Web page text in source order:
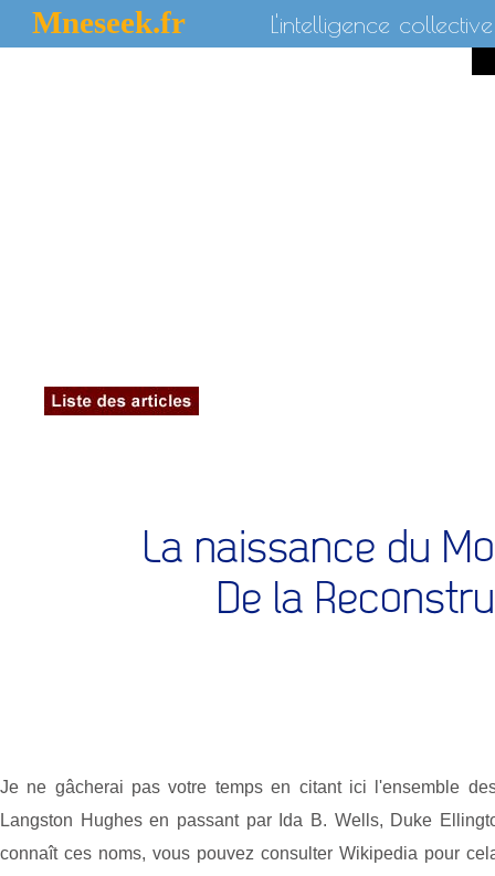
Mneseek.fr L'intelligence collective
La naissance du
De la
Je ne gâcherai pas votre temps en citant ici l'ensemble
Langston Hughes en passant par Ida B. Wells, Duke
connaît ces noms, vous pouvez consulter Wikipedia pour